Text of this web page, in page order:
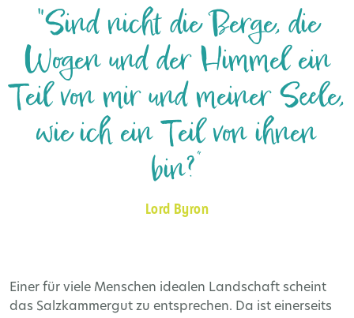
"Sind nicht die Berge, die
Wogen und der Himmel ein
Teil von mir und meiner Seele,
wie ich ein Teil von ihnen
bin?“
Lord Byron
Einer für viele Menschen idealen Landschaft scheint
das Salzkammergut zu entsprechen. Da ist einerseits